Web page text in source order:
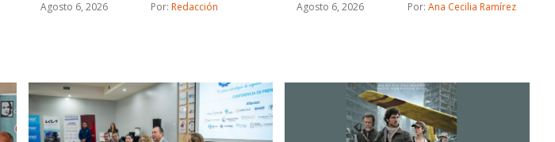
Agosto 6, 2026 Por: Redacción Agosto 6, 2026 Por: Ana Cecilia Ramírez